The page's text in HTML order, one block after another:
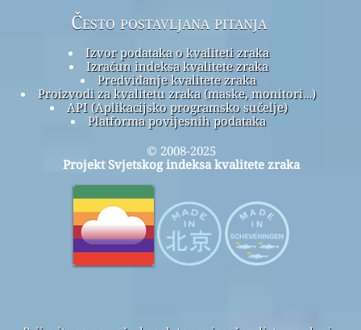
Često postavljana pitanja
Izvor podataka o kvaliteti zraka
Izračun indeksa kvalitete zraka
Predviđanje kvalitete zraka
Proizvodi za kvalitetu zraka (maske, monitori…)
API (Aplikacijsko programsko sučelje)
Platforma povijesnih podataka
© 2008-2025
Projekt Svjetskog indeksa kvalitete zraka